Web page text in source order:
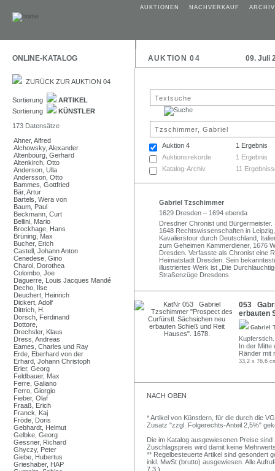
AUKTIONEN NACHVERKAUF ARCHIV
ONLINE-KATALOG AUKTION 04 09. Juli
ZURÜCK ZUR AUKTION 04
Sortierung
ARTIKEL
Sortierung
KÜNSTLER
173 Datensätze
Ahner, Alfred
Alchowsky, Alexander
Altenbourg, Gerhard
Altenkirch, Otto
Anderson, Ulla
Andersson, Otto
Bammes, Gottfried
Bär, Artur
Bartels, Wera von
Baum, Paul
Beckmann, Curt
Bellini, Mario
Brockhage, Hans
Brüning, Max
Bucher, Erich
Castell, Johann Anton
Cenedese, Gino
Charol, Dorothea
Colombo, Joe
Daguerre, Louis Jacques Mandé
Decho, Ilse
Deuchert, Heinrich
Dickert, Adolf
Dittrich, H.
Dorsch, Ferdinand
Dottore,
Drechsler, Klaus
Dress, Andreas
Eames, Charles und Ray
Erde, Eberhard von der
Erhard, Johann Christoph
Erler, Georg
Feldbauer, Max
Ferre, Galiano
Ferro, Giorgio
Fieber, Olaf
Fraaß, Erich
Franck, Kaj
Fröde, Doris
Gebhardt, Helmut
Gelbke, Georg
Gessner, Richard
Ghyczy, Peter
Giebe, Hubertus
Grieshaber, HAP
Auktion 4
1 Ergebnis
Auktionsrekorde
1 Ergebnis
Katalog-Archiv
11
Gabriel Tzschimmer
1629 Dresden – 1694 ebenda
Dresdner Chronist und
1648 Rechtswissenschaften in
Kavalierstour durch Deutschland,
zum Geheimen Kammerdiener, 1676
Dresden. Verfasste als Chronist eine
Heimatstadt Dresden. Sein
illustriertes Werk ist „Die
Straßenzüge Dresdens.
053
erbauten
Gabriel
In der Mitte
Ränder mit
33,2 x 76,6
NACH OBEN
* Artikel von Künstlern, für die durch die
Zusatz "zzgl. Folgerechts-Anteil 2,5%"
Die im Katalog ausgewiesenen Preise
Zuschlagspreis wird damit keine
** Regelbesteuerte Artikel sind gesondert
inkl. MwSt (brutto) ausgewiesen. Alle
7.3.)